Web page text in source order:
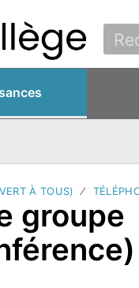
À TOUS)
groupe